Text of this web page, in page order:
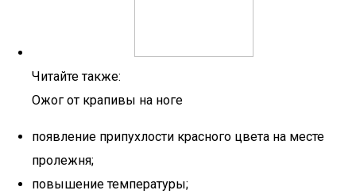
Читайте также:
Ожог от крапивы на ноге
появление припухлости красного цвета на месте
пролежня;
повышение температуры;